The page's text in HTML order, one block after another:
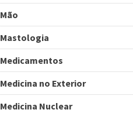
Mão
Mastologia
Medicamentos
Medicina no Exterior
Medicina Nuclear